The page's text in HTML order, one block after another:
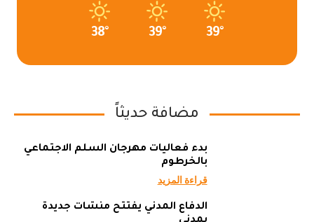
39°
39°
38°
مضافة حديثاً
بدء فعاليات مهرجان السلم الاجتماعي
بالخرطوم
قراءة المزيد
الدفاع المدني يفتتح منشآت جديدة